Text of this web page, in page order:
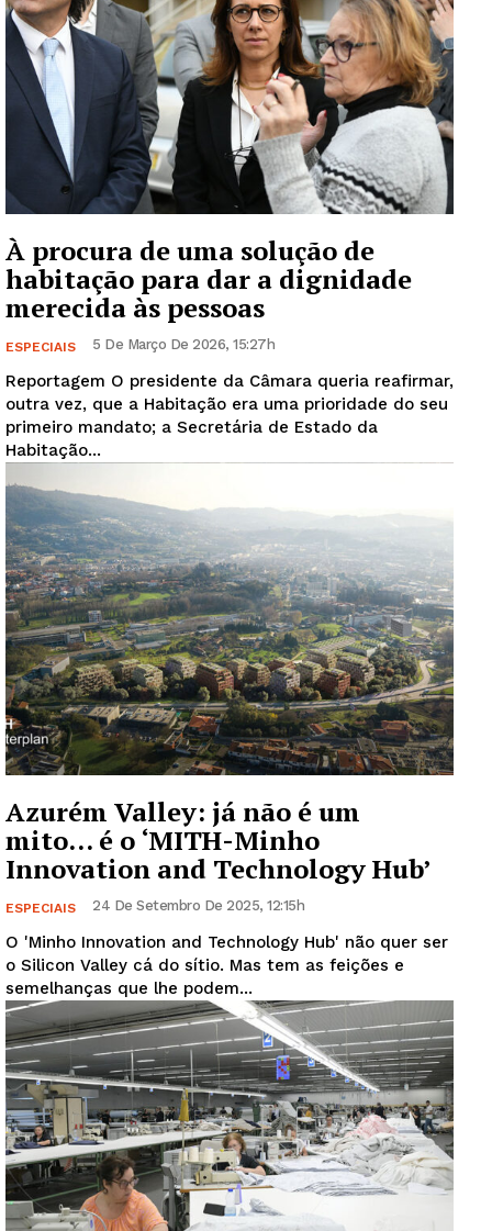
À procura de uma solução de
habitação para dar a dignidade
merecida às pessoas
ESPECIAIS 5 De Março De 2026, 15:27h
Reportagem O presidente da Câmara queria reafirmar,
outra vez, que a Habitação era uma prioridade do seu
primeiro mandato; a Secretária de Estado da
Habitação...
Azurém Valley: já não é um
mito… é o ‘MITH-Minho
Innovation and Technology Hub’
ESPECIAIS 24 De Setembro De 2025, 12:15h
O 'Minho Innovation and Technology Hub' não quer ser
o Silicon Valley cá do sítio. Mas tem as feições e
semelhanças que lhe podem...